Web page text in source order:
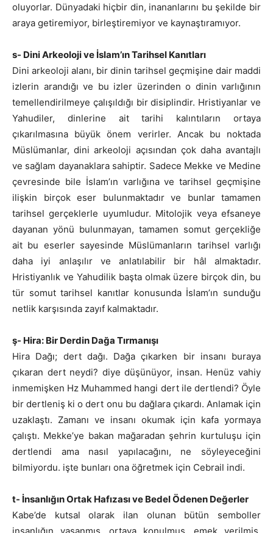
oluyorlar. Dünyadaki hiçbir din, inananlarını bu şekilde bir
araya getiremiyor, birleştiremiyor ve kaynaştıramıyor.
s- Dini Arkeoloji ve İslam’ın Tarihsel Kanıtları
Dini arkeoloji alanı, bir dinin tarihsel geçmişine dair maddi
izlerin arandığı ve bu izler üzerinden o dinin varlığının
temellendirilmeye çalışıldığı bir disiplindir. Hristiyanlar ve
Yahudiler, dinlerine ait tarihi kalıntıların ortaya
çıkarılmasına büyük önem verirler. Ancak bu noktada
Müslümanlar, dini arkeoloji açısından çok daha avantajlı
ve sağlam dayanaklara sahiptir. Sadece Mekke ve Medine
çevresinde bile İslam’ın varlığına ve tarihsel geçmişine
ilişkin birçok eser bulunmaktadır ve bunlar tamamen
tarihsel gerçeklerle uyumludur. Mitolojik veya efsaneye
dayanan yönü bulunmayan, tamamen somut gerçekliğe
ait bu eserler sayesinde Müslümanların tarihsel varlığı
daha iyi anlaşılır ve anlatılabilir bir hâl almaktadır.
Hristiyanlık ve Yahudilik başta olmak üzere birçok din, bu
tür somut tarihsel kanıtlar konusunda İslam’ın sunduğu
netlik karşısında zayıf kalmaktadır.
ş- Hira: Bir Derdin Dağa Tırmanışı
Hira Dağı; dert dağı. Dağa çıkarken bir insanı buraya
çıkaran dert neydi? diye düşünüyor, insan. Henüz vahiy
inmemişken Hz Muhammed hangi dert ile dertlendi? Öyle
bir dertleniş ki o dert onu bu dağlara çıkardı. Anlamak için
uzaklaştı. Zamanı ve insanı okumak için kafa yormaya
çalıştı. Mekke’ye bakan mağaradan şehrin kurtuluşu için
dertlendi ama nasıl yapılacağını, ne söyleyeceğini
bilmiyordu. işte bunları ona öğretmek için Cebrail indi.
t- İnsanlığın Ortak Hafızası ve Bedel Ödenen Değerler
Kabe’de kutsal olarak ilan olunan bütün semboller